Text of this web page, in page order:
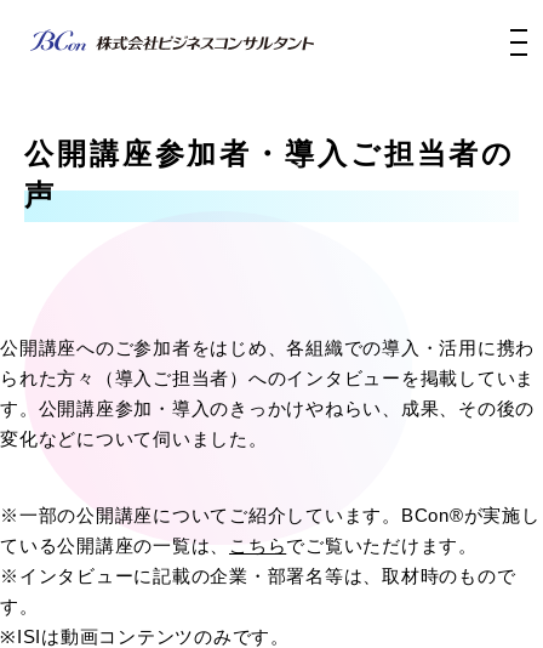
公開講座参加者・導入ご担当者の
声
公開講座へのご参加者をはじめ、各組織での導入・活用に携わ
られた方々（導入ご担当者）へのインタビューを掲載していま
す。公開講座参加・導入のきっかけやねらい、成果、その後の
変化などについて伺いました。
※一部の公開講座についてご紹介しています。BCon®が実施し
ている公開講座の一覧は、
こちらでご覧いただけます。
※インタビューに記載の企業・部署名等は、取材時のもので
す。
※ISIは動画コンテンツのみです。